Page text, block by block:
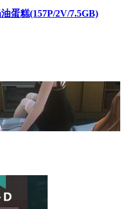
蛋糕(157P/2V/7.5GB)